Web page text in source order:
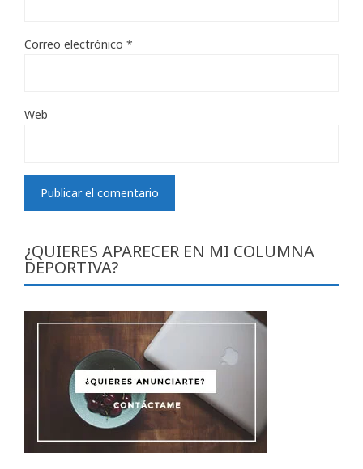
Correo electrónico *
Web
¿QUIERES APARECER EN MI COLUMNA
DEPORTIVA?